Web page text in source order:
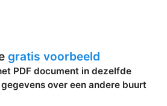
gratis voorbeeld
PDF document in dezelfde
over een andere buurt